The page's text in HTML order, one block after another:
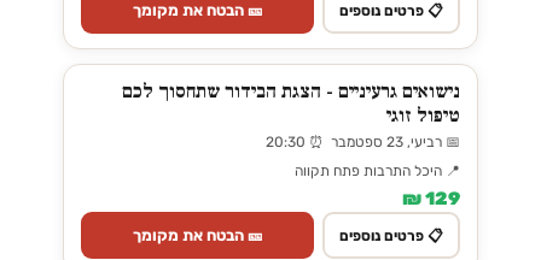
📋 פרטים נוספים 🎫 הבטח את מקומך
נישואים גרעיניים - הצגת הבידור שתחסוך לכם
טיפול זוגי
📅 רביעי, 23 ספטמבר ⏰ 20:30
📍 היכל התרבות פתח תקווה
129 ₪
📋 פרטים נוספים 🎫 הבטח את מקומך